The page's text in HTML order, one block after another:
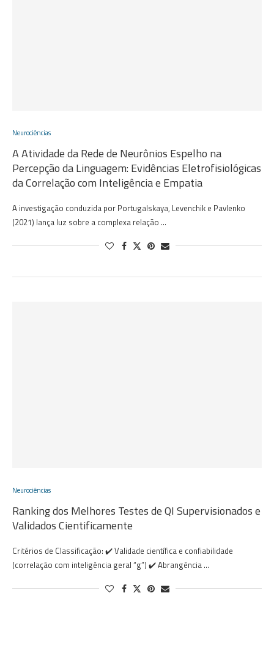
Neurociências
A Atividade da Rede de Neurônios Espelho na
Percepção da Linguagem: Evidências Eletrofisiológicas
da Correlação com Inteligência e Empatia
A investigação conduzida por Portugalskaya, Levenchik e Pavlenko
(2021) lança luz sobre a complexa relação …
Neurociências
Ranking dos Melhores Testes de QI Supervisionados e
Validados Cientificamente
Critérios de Classificação: ✔️ Validade científica e confiabilidade
(correlação com inteligência geral “g”) ✔️ Abrangência …